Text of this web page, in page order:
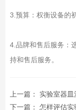
3.预算：权衡设备的
4.品牌和售后服务：
持和售后服务。
上一篇： 实验室器皿
下一篇： 怎样评估实